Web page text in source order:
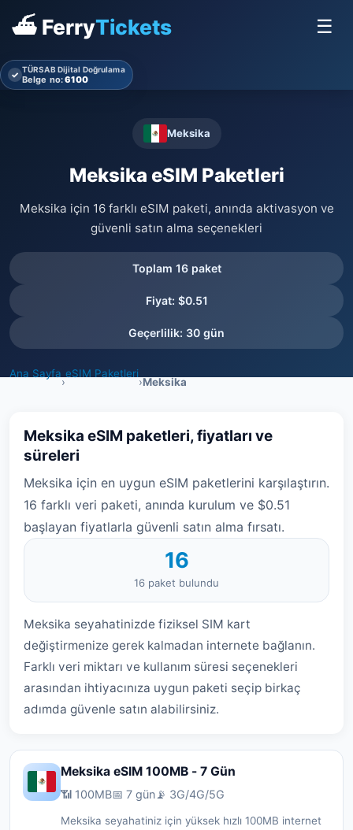
⛴ FerryTickets ☰
✓ TÜRSAB Dijital Doğrulama
Belge no:6100
Meksika
Meksika eSIM Paketleri
Meksika için 16 farklı eSIM paketi, anında aktivasyon ve
güvenli satın alma seçenekleri
Toplam 16 paket
Fiyat: $0.51
Geçerlilik: 30 gün
Ana Sayfa
›
eSIM Paketleri
›Meksika
Meksika eSIM paketleri, fiyatları ve
süreleri
Meksika için en uygun eSIM paketlerini karşılaştırın.
16 farklı veri paketi, anında kurulum ve $0.51
başlayan fiyatlarla güvenli satın alma fırsatı.
16
16 paket bulundu
Meksika seyahatinizde fiziksel SIM kart
değiştirmenize gerek kalmadan internete bağlanın.
Farklı veri miktarı ve kullanım süresi seçenekleri
arasından ihtiyacınıza uygun paketi seçip birkaç
adımda güvenle satın alabilirsiniz.
Meksika eSIM 100MB - 7 Gün
📶 100MB📅 7 gün📡 3G/4G/5G
Meksika seyahatiniz için yüksek hızlı 100MB internet